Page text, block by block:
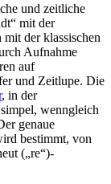
und zeitliche
mit der
der klassischen
Aufnahme
auf
und Zeitlupe. Die
, in der
wenngleich
genaue
bestimmt, von
(„re“)-